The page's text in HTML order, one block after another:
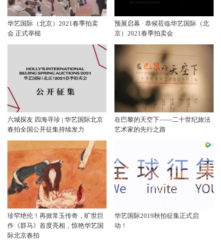
华艺国际（北京）2021春季拍卖
会 正式举槌
预展启幕 · 恭候莅临华艺国际（北
京）2021春季拍卖会
六城探友 四海寻珍 | 华艺国际北京
春拍全国公开征集持续发力
在巴黎的天空下——二十世纪旅法
艺术家的先行之路
珍罕绝伦！再掀常玉传奇，旷世巨
作《群马》首度亮相，惊艳华艺国
际北京春拍
华艺国际2019秋拍征集正式启
动！